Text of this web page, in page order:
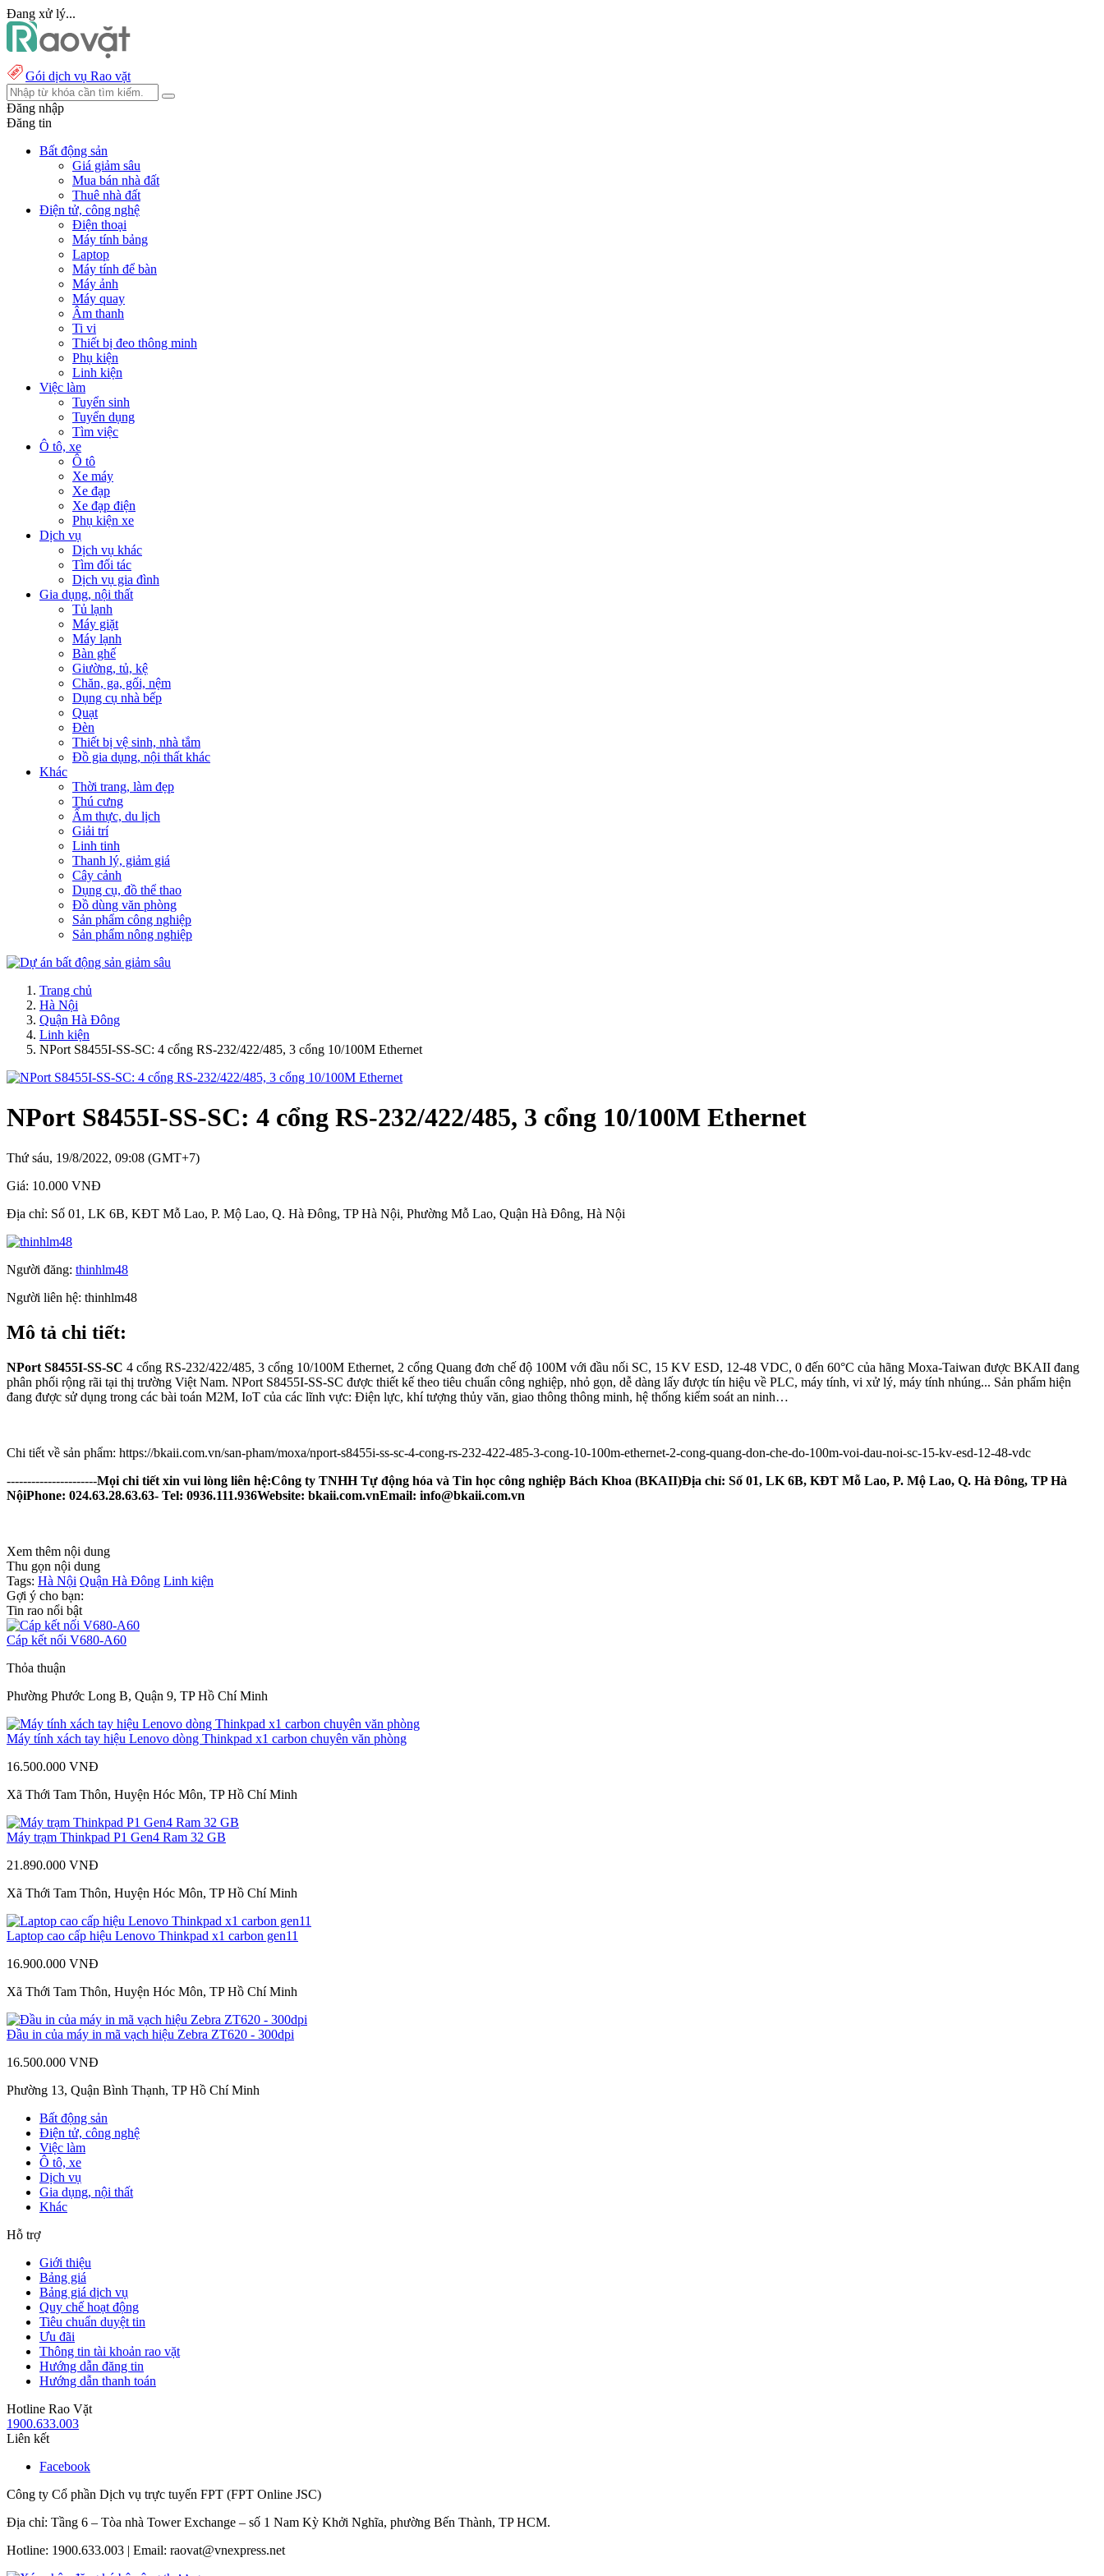
Đang xử lý...
Gói dịch vụ Rao vặt
Đăng nhập
Đăng tin
Bất động sản
Giá giảm sâu
Mua bán nhà đất
Thuê nhà đất
Điện tử, công nghệ
Điện thoại
Máy tính bảng
Laptop
Máy tính để bàn
Máy ảnh
Máy quay
Âm thanh
Ti vi
Thiết bị đeo thông minh
Phụ kiện
Linh kiện
Việc làm
Tuyển sinh
Tuyển dụng
Tìm việc
Ô tô, xe
Ô tô
Xe máy
Xe đạp
Xe đạp điện
Phụ kiện xe
Dịch vụ
Dịch vụ khác
Tìm đối tác
Dịch vụ gia đình
Gia dụng, nội thất
Tủ lạnh
Máy giặt
Máy lạnh
Bàn ghế
Giường, tủ, kệ
Chăn, ga, gối, nệm
Dụng cụ nhà bếp
Quạt
Đèn
Thiết bị vệ sinh, nhà tắm
Đồ gia dụng, nội thất khác
Khác
Thời trang, làm đẹp
Thú cưng
Ẩm thực, du lịch
Giải trí
Linh tinh
Thanh lý, giảm giá
Cây cảnh
Dụng cụ, đồ thể thao
Đồ dùng văn phòng
Sản phẩm công nghiệp
Sản phẩm nông nghiệp
Trang chủ
Hà Nội
Quận Hà Đông
Linh kiện
NPort S8455I-SS-SC: 4 cổng RS-232/422/485, 3 cổng 10/100M Ethernet
NPort S8455I-SS-SC: 4 cổng RS-232/422/485, 3 cổng 10/100M Ethernet
Thứ sáu, 19/8/2022, 09:08 (GMT+7)
Giá: 10.000 VNĐ
Địa chỉ: Số 01, LK 6B, KĐT Mỗ Lao, P. Mộ Lao, Q. Hà Đông, TP Hà Nội, Phường Mỗ Lao, Quận Hà Đông, Hà Nội
Người đăng: thinhlm48
Người liên hệ: thinhlm48
Mô tả chi tiết:
NPort S8455I-SS-SC 4 cổng RS-232/422/485, 3 cổng 10/100M Ethernet, 2 cổng Quang đơn chế độ 100M với đầu nối SC, 15 KV ESD, 12-48 VDC, 0 đến 60°C của hãng Moxa-Taiwan được BKAII đang
phân phối rộng rãi tại thị trường Việt Nam. NPort S8455I-SS-SC được thiết kế theo tiêu chuẩn công nghiệp, nhỏ gọn, dễ dàng lấy được tín hiệu về PLC, máy tính, vi xử lý, máy tính nhúng... Sản phẩm hiện
đang được sử dụng trong các bài toán M2M, IoT của các lĩnh vực: Điện lực, khí tượng thủy văn, giao thông thông minh, hệ thống kiểm soát an ninh…
Chi tiết về sản phẩm: https://bkaii.com.vn/san-pham/moxa/nport-s8455i-ss-sc-4-cong-rs-232-422-485-3-cong-10-100m-ethernet-2-cong-quang-don-che-do-100m-voi-dau-noi-sc-15-kv-esd-12-48-vdc
----------------------Mọi chi tiết xin vui lòng liên hệ:Công ty TNHH Tự động hóa và Tin học công nghiệp Bách Khoa (BKAII)Địa chỉ: Số 01, LK 6B, KĐT Mỗ Lao, P. Mộ Lao, Q. Hà Đông, TP Hà
NộiPhone: 024.63.28.63.63- Tel: 0936.111.936Website: bkaii.com.vnEmail: info@bkaii.com.vn
Xem thêm nội dung
Thu gọn nội dung
Tags: Hà Nội Quận Hà Đông Linh kiện
Gợi ý cho bạn:
Tin rao nổi bật
Cáp kết nối V680-A60
Thỏa thuận
Phường Phước Long B, Quận 9, TP Hồ Chí Minh
Máy tính xách tay hiệu Lenovo dòng Thinkpad x1 carbon chuyên văn phòng
16.500.000 VNĐ
Xã Thới Tam Thôn, Huyện Hóc Môn, TP Hồ Chí Minh
Máy trạm Thinkpad P1 Gen4 Ram 32 GB
21.890.000 VNĐ
Xã Thới Tam Thôn, Huyện Hóc Môn, TP Hồ Chí Minh
Laptop cao cấp hiệu Lenovo Thinkpad x1 carbon gen11
16.900.000 VNĐ
Xã Thới Tam Thôn, Huyện Hóc Môn, TP Hồ Chí Minh
Đầu in của máy in mã vạch hiệu Zebra ZT620 - 300dpi
16.500.000 VNĐ
Phường 13, Quận Bình Thạnh, TP Hồ Chí Minh
Bất động sản
Điện tử, công nghệ
Việc làm
Ô tô, xe
Dịch vụ
Gia dụng, nội thất
Khác
Hỗ trợ
Giới thiệu
Bảng giá
Bảng giá dịch vụ
Quy chế hoạt động
Tiêu chuẩn duyệt tin
Ưu đãi
Thông tin tài khoản rao vặt
Hướng dẫn đăng tin
Hướng dẫn thanh toán
Hotline Rao Vặt
1900.633.003
Liên kết
Facebook
Công ty Cổ phần Dịch vụ trực tuyến FPT (FPT Online JSC)
Địa chỉ: Tầng 6 – Tòa nhà Tower Exchange – số 1 Nam Kỳ Khởi Nghĩa, phường Bến Thành, TP HCM.
Hotline: 1900.633.003 | Email: raovat@vnexpress.net